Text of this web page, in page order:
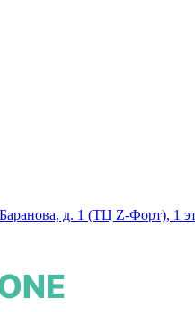
д. 1 (ТЦ Z-Форт), 1